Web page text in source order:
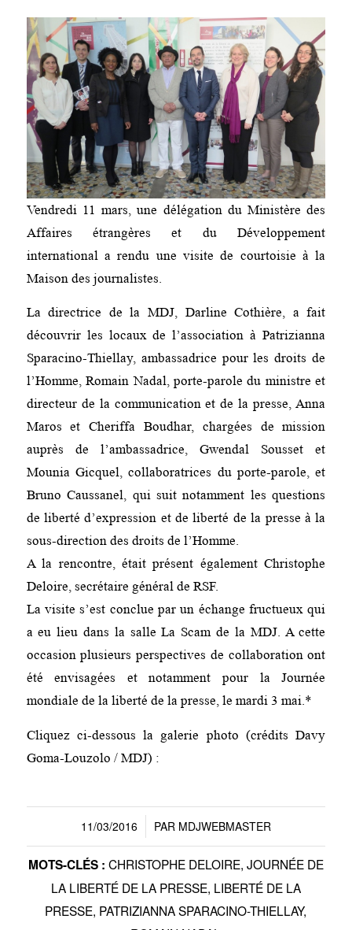
Vendredi 11 mars, une délégation du Ministère des
Affaires étrangères et du Développement
international a rendu une visite de courtoisie à la
Maison des journalistes.
La directrice de la MDJ, Darline Cothière, a fait
découvrir les locaux de l’association à Patrizianna
Sparacino-Thiellay, ambassadrice pour les droits de
l’Homme, Romain Nadal, porte-parole du ministre et
directeur de la communication et de la presse, Anna
Maros et Cheriffa Boudhar, chargées de mission
auprès de l’ambassadrice, Gwendal Sousset et
Mounia Gicquel, collaboratrices du porte-parole, et
Bruno Caussanel, qui suit notamment les questions
de liberté d’expression et de liberté de la presse à la
sous-direction des droits de l’Homme.
A la rencontre, était présent également Christophe
Deloire, secrétaire général de RSF.
La visite s’est conclue par un échange fructueux qui
a eu lieu dans la salle La Scam de la MDJ. A cette
occasion plusieurs perspectives de collaboration ont
été envisagées et notamment pour la Journée
mondiale de la liberté de la presse, le mardi 3 mai.*
Cliquez ci-dessous la galerie photo (crédits Davy
Goma-Louzolo / MDJ) :
11/03/2016
/ PAR MDJWEBMASTER
MOTS-CLÉS : CHRISTOPHE DELOIRE, JOURNÉE DE
LA LIBERTÉ DE LA PRESSE, LIBERTÉ DE LA
PRESSE, PATRIZIANNA SPARACINO-THIELLAY,